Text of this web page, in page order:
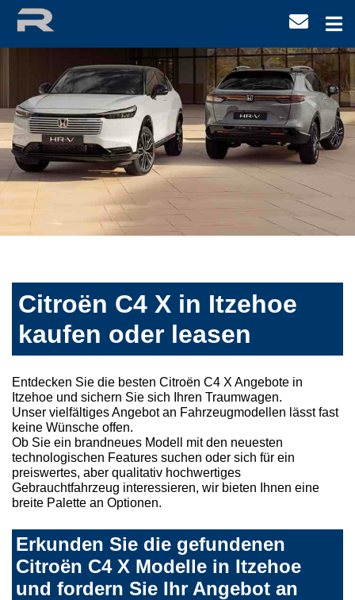
Citroën C4 X in Itzehoe
kaufen oder leasen
Entdecken Sie die besten Citroën C4 X Angebote in
Itzehoe und sichern Sie sich Ihren Traumwagen.
Unser vielfältiges Angebot an Fahrzeugmodellen lässt fast
keine Wünsche offen.
Ob Sie ein brandneues Modell mit den neuesten
technologischen Features suchen oder sich für ein
preiswertes, aber qualitativ hochwertiges
Gebrauchtfahrzeug interessieren, wir bieten Ihnen eine
breite Palette an Optionen.
Erkunden Sie die gefundenen
Citroën C4 X Modelle in Itzehoe
und fordern Sie Ihr Angebot an